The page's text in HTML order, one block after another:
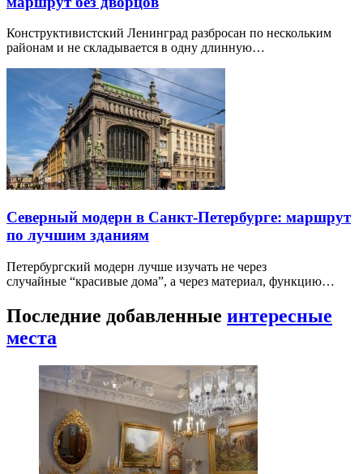
Конструктивистский Ленинград разбросан по нескольким
районам и не складывается в одну длинную…
Северный модерн в Санкт-Петербурге: маршрут
по лучшим зданиям
Петербургский модерн лучше изучать не через
случайные “красивые дома”, а через материал, функцию…
Последние добавленные интересные
места